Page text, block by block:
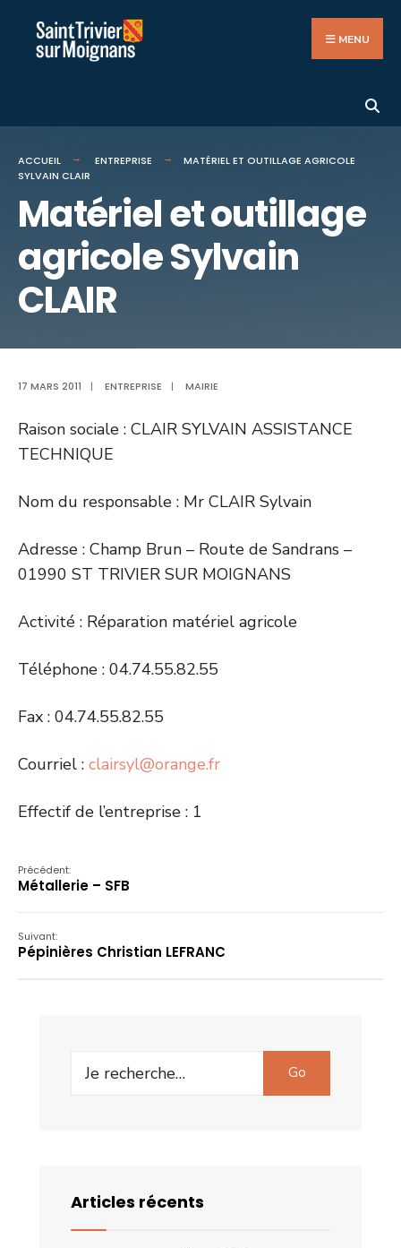
Aller
MENU
ACCUEIL ENTREPRISE
MATÉRIEL ET OUTILLAGE AGRICOLE
SYLVAIN CLAIR
Matériel et outillage
agricole Sylvain
CLAIR
17 MARS 2011 | ENTREPRISE | MAIRIE
Raison sociale : CLAIR SYLVAIN ASSISTANCE
TECHNIQUE
Nom du responsable : Mr CLAIR Sylvain
Adresse : Champ Brun – Route de Sandrans –
01990 ST TRIVIER SUR MOIGNANS
Activité : Réparation matériel agricole
Téléphone : 04.74.55.82.55
Fax : 04.74.55.82.55
Courriel : clairsyl@orange.fr
Effectif de l’entreprise : 1
Précédent:
Métallerie – SFB
Suivant:
Pépinières Christian LEFRANC
Search
Go
Articles récents
for: